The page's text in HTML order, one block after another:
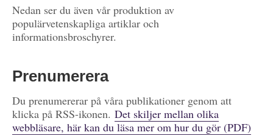
Nedan ser du även vår produktion av
populärvetenskapliga artiklar och
informationsbroschyrer.
Prenumerera
Du prenumererar på våra publikationer genom att
klicka på RSS-ikonen. Det skiljer mellan olika
webbläsare, här kan du läsa mer om hur du gör (PDF)